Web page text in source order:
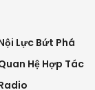
Lực Bứt Phá
Hệ Hợp Tác